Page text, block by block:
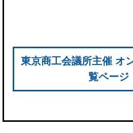
東京商工会議所主催 オ
覧ページ